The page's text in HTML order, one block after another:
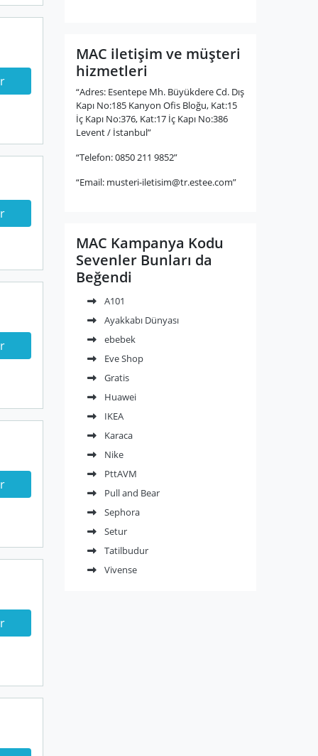
MAC iletişim ve müşteri
hizmetleri
“Adres: Esentepe Mh. Büyükdere Cd. Dış
Kapı No:185 Kanyon Ofis Bloğu, Kat:15
İç Kapı No:376, Kat:17 İç Kapı No:386
Levent / İstanbul”
“Telefon: 0850 211 9852”
“Email: musteri-iletisim@tr.estee.com”
MAC Kampanya Kodu
Sevenler Bunları da
Beğendi
A101
Ayakkabı Dünyası
ebebek
Eve Shop
Gratis
Huawei
IKEA
Karaca
Nike
PttAVM
Pull and Bear
Sephora
Setur
Tatilbudur
Vivense